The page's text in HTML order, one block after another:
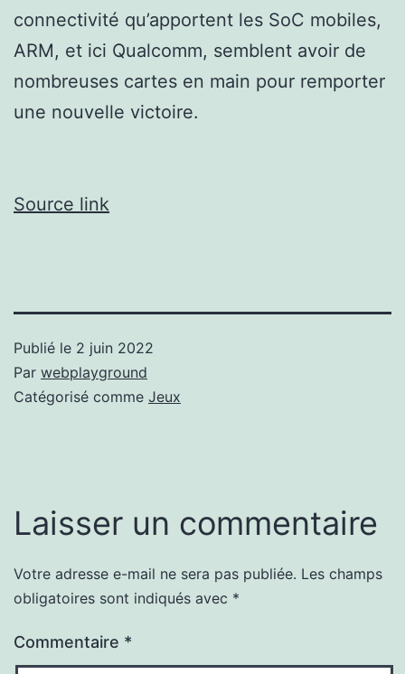
connectivité qu’apportent les SoC mobiles,
ARM, et ici Qualcomm, semblent avoir de
nombreuses cartes en main pour remporter
une nouvelle victoire.
Source link
Publié le 2 juin 2022
Par webplayground
Catégorisé comme Jeux
Laisser un commentaire
Votre adresse e-mail ne sera pas publiée. Les champs
obligatoires sont indiqués avec *
Commentaire *